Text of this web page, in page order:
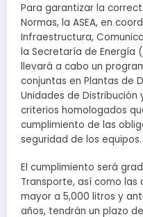
Para garantizar la
Normas, la ASEA, en
Infraestructura,
la Secretaría de Energía
llevará a cabo un
conjuntas en Plantas de
Unidades de Distribución
criterios homologados
cumplimiento de las
seguridad de los equipos.
El cumplimiento será
Transporte, así como
mayor a 5,000 litros y
años, tendrán un plazo